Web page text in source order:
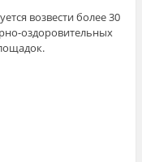
возвести более 30
оздоровительных